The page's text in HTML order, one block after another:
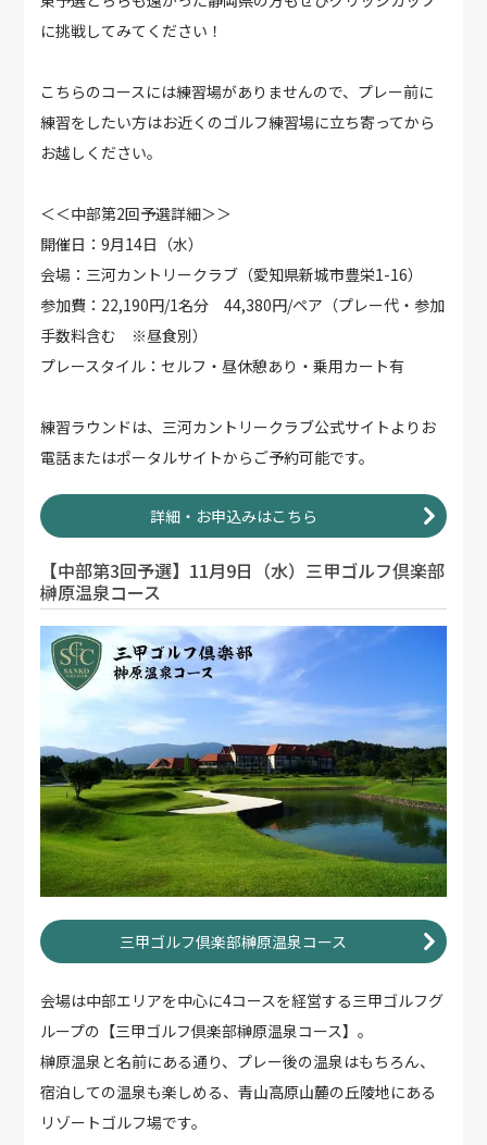
に挑戦してみてください！
こちらのコースには練習場がありませんので、プレー前に
練習をしたい方はお近くのゴルフ練習場に立ち寄ってから
お越しください。
＜＜中部第2回予選詳細＞＞
開催日：9月14日（水）
会場：三河カントリークラブ（愛知県新城市豊栄1-16）
参加費：22,190円/1名分 44,380円/ペア（プレー代・参加
手数料含む ※昼食別）
プレースタイル：セルフ・昼休憩あり・乗用カート有
練習ラウンドは、三河カントリークラブ公式サイトよりお
電話またはポータルサイトからご予約可能です。
詳細・お申込みはこちら
【中部第3回予選】11月9日（水）三甲ゴルフ倶楽部
榊原温泉コース
三甲ゴルフ倶楽部榊原温泉コース
会場は中部エリアを中心に4コースを経営する三甲ゴルフグ
ループの【三甲ゴルフ倶楽部榊原温泉コース】。
榊原温泉と名前にある通り、プレー後の温泉はもちろん、
宿泊しての温泉も楽しめる、青山高原山麓の丘陵地にある
リゾートゴルフ場です。